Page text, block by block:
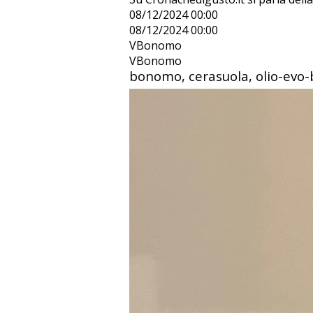
08/12/2024 00:00
08/12/2024 00:00
VBonomo
VBonomo
bonomo, cerasuola, olio-